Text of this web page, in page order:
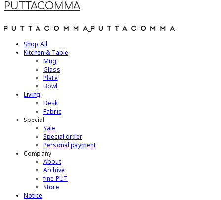
PUTTACOMMA
Shop All
Kitchen & Table
Mug
Glass
Plate
Bowl
Living
Desk
Fabric
Special
Sale
Special order
Personal payment
Company
About
Archive
fine PUT
Store
Notice